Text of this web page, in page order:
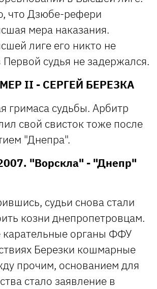
что Дзюбе-рефери
мера наказания.
лиге его никто не
Первой судья не задержался.
II - СЕРГЕЙ БЕРЕЗКА
гримаса судьбы. Арбитр
свой свисток тоже после
"Днепра".
"Ворскла" - "Днепр"
судьи снова стали
козни днепропетровцам.
карательные органы ФФУ
Березки кошмарные
прочим, основанием для
стало заявление в